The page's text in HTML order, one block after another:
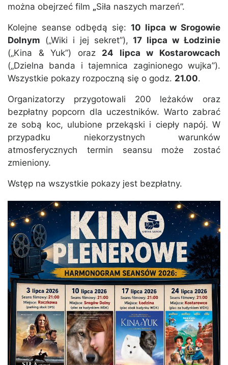
można obejrzeć film „Siła naszych marzeń”.
Kolejne seanse odbędą się: 10 lipca w Srogowie
Dolnym („Wiki i jej sekret”),17 lipca w Łodzinie
(„Kina & Yuk”) oraz 24 lipca w Kostarowcach
(„Dzielna banda i tajemnica zaginionego wujka”).
Wszystkie pokazy rozpoczną się o godz. 21.00.
Organizatorzy przygotowali 200 leżaków oraz
bezpłatny popcorn dla uczestników. Warto zabrać
ze sobą koc, ulubione przekąski i ciepły napój. W
przypadku niekorzystnych warunków
atmosferycznych termin seansu może zostać
zmieniony.
Wstęp na wszystkie pokazy jest bezpłatny.